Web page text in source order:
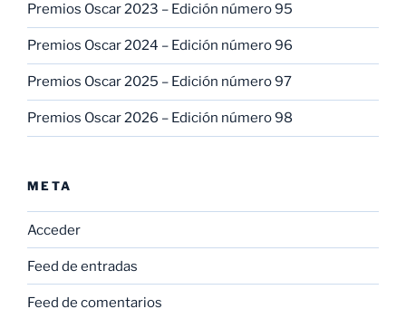
Premios Oscar 2023 – Edición número 95
Premios Oscar 2024 – Edición número 96
Premios Oscar 2025 – Edición número 97
Premios Oscar 2026 – Edición número 98
META
Acceder
Feed de entradas
Feed de comentarios